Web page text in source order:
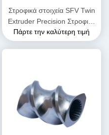
Στροφικά στοιχεία SFV Twin
Extruder Precision Στροφικά
στοιχεία για πλαστικό
extruder
Πάρτε την καλύτερη τιμή